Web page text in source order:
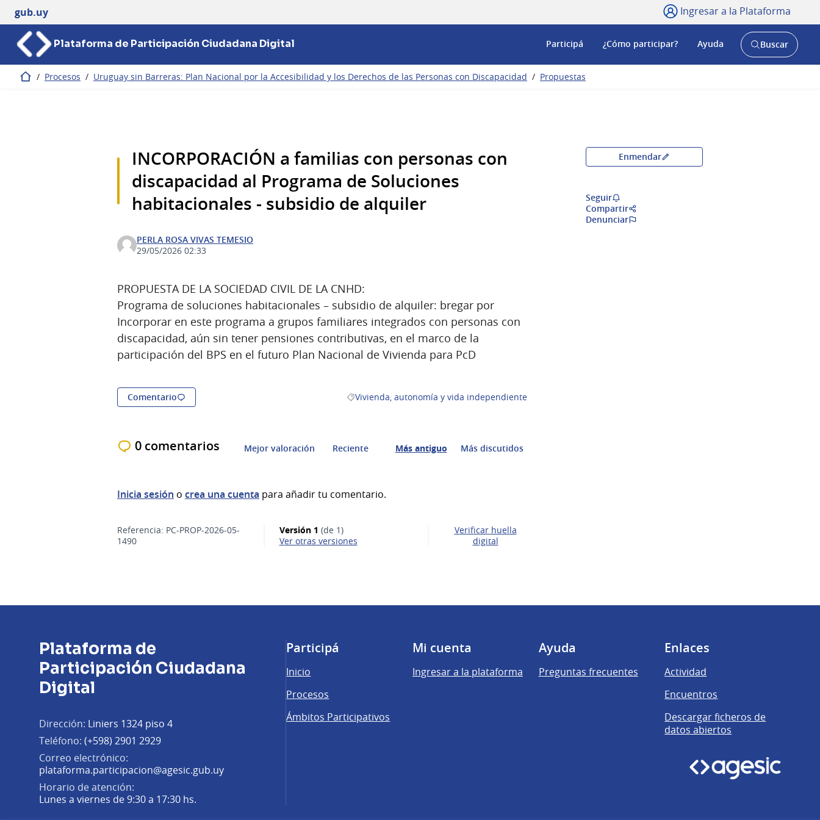
gub.uy Ingresar a la Plataforma
Plataforma de Participación Ciudadana Digital Participá ¿Cómo participar? Ayuda
AbrirBuscar
Inicio / Procesos / Uruguay sin Barreras: Plan Nacional por la Accesibilidad y los Derechos de las Personas con Discapacidad / Propuestas
INCORPORACIÓN a familias con personas con
discapacidad al Programa de Soluciones
habitacionales - subsidio de alquiler
PERLA ROSA VIVAS TEMESIO
29/05/2026 02:33
PROPUESTA DE LA SOCIEDAD CIVIL DE LA CNHD:
Programa de soluciones habitacionales – subsidio de alquiler: bregar por
Incorporar en este programa a grupos familiares integrados con personas con
discapacidad, aún sin tener pensiones contributivas, en el marco de la
participación del BPS en el futuro Plan Nacional de Vivienda para PcD
Comentario Resultados al filtrar por la categoría: Vivienda, autonomía y vida independiente
Vivienda, autonomía y vida independiente
Enmendar
Seguir
Compartir
Denunciar
0 comentarios Mejor valoración Reciente Más antiguo Más discutidos
Inicia sesión o crea una cuenta para añadir tu comentario.
Referencia: PC-PROP-2026-05-
1490
Versión 1 (de 1)
ver otras versiones
Verificar huella
digital
Plataforma de
Participación Ciudadana
Digital
Dirección: Liniers 1324 piso 4
Teléfono: (+598) 2901 2929
Correo electrónico:
plataforma.participacion@agesic.gub.uy(Abrir en una pestaña nueva)
Horario de atención:
Lunes a viernes de 9:30 a 17:30 hs.
Participá
Inicio
Procesos
Ámbitos Participativos
Mi cuenta
Ingresar a la plataforma
Ayuda
Preguntas frecuentes
Enlaces
Actividad
Encuentros
Descargar ficheros de
datos abiertos